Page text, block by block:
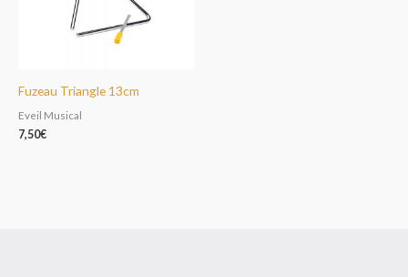
Fuzeau Triangle 13cm
Eveil Musical
7,50€